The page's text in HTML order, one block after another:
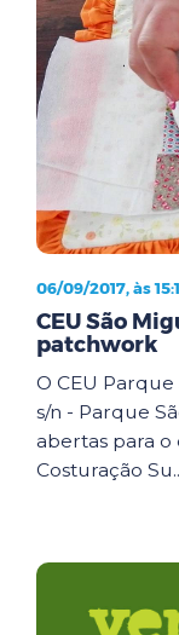
06/09/2017, às
CEU São
patchwork
O CEU
s/n - Parque
abertas para
Costuração